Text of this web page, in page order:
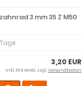
3 mm 35 Z M50
3,20 EUR
inkl. 19 % MwSt. zzgl.Versandkosten